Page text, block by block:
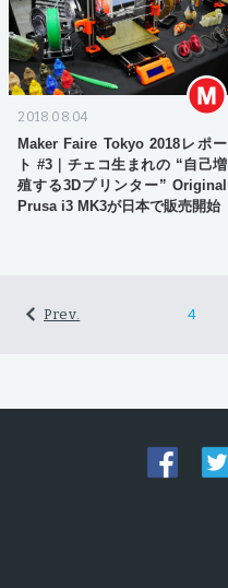
2018.08.04
Maker Faire Tokyo 2018レポー
ト #3｜チェコ生まれの “自己増
殖する3Dプリンター” Original
Prusa i3 MK3が日本で販売開始
Prev. 4